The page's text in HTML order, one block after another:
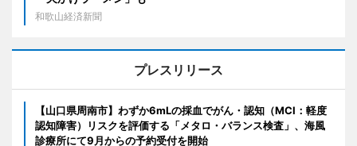
和歌山経済新聞
プレスリリース
【山口県周南市】わずか6mLの採血でがん・認知（MCI：軽度
認知障害）リスクを評価する「メタロ・バランス検査」、海風
診療所にて9月からの予約受付を開始